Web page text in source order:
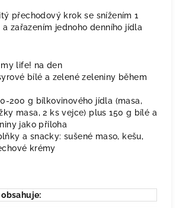
přechodový krok se snížením 1
a zařazením jednoho denního jídla
my life! na den
bílé a zelené zeleniny během
200 g bílkovinového jídla (masa,
masa, 2 ks vejce) plus 150 g bílé a
jako příloha
a snacky: sušené maso, kešu,
krémy